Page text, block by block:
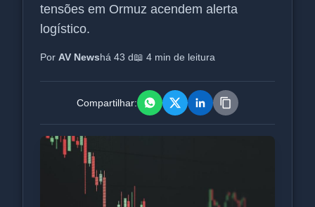
tensões em Ormuz acendem alerta
logístico.
Por AV Newshá 43 d📖 4 min de leitura
Compartilhar: